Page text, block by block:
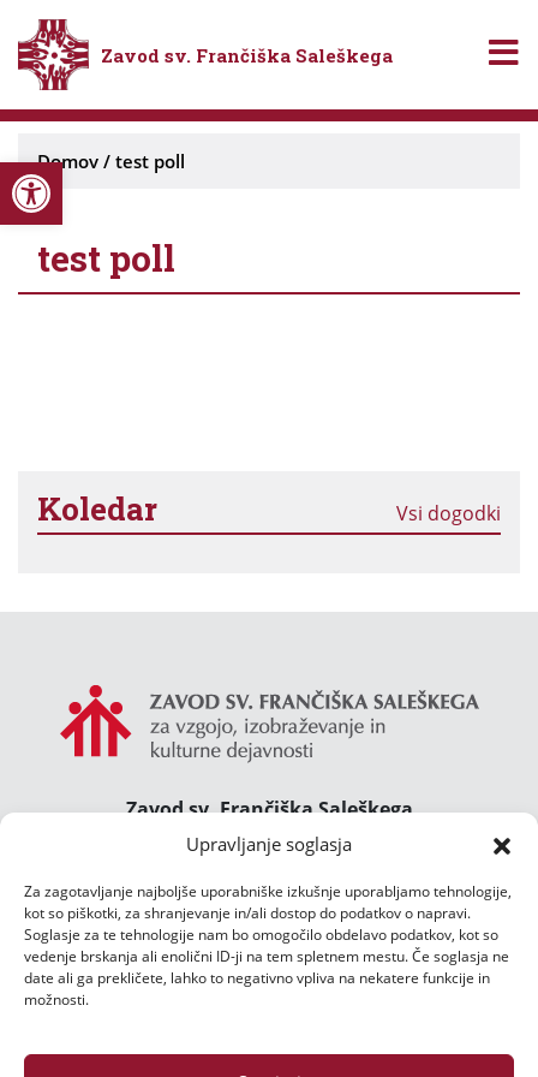
Open toolbar
Upravljanje soglasja
Za zagotavljanje najboljše uporabniške izkušnje uporabljamo tehnologije,
kot so piškotki, za shranjevanje in/ali dostop do podatkov o napravi.
Soglasje za te tehnologije nam bo omogočilo obdelavo podatkov, kot so
vedenje brskanja ali enolični ID-ji na tem spletnem mestu. Če soglasja ne
date ali ga prekličete, lahko to negativno vpliva na nekatere funkcije in
možnosti.
Zavod sv. Frančiška Saleškega
Domov / test poll
test poll
Koledar Vsi dogodki
Zavod sv. Frančiška Saleškega
Gimnazija Želimlje ° Dom Janeza Boska ° Majcnov
Želimlje 46, 1291 Škofljica
TEL.:01/47 02 102
E-POŠTA: info@zelimlje.si
Varstvo podatkov